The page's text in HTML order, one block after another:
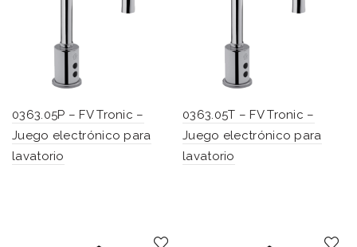
0363.05P – FV Tronic –
Juego electrónico para
lavatorio
0363.05T – FV Tronic –
Juego electrónico para
lavatorio